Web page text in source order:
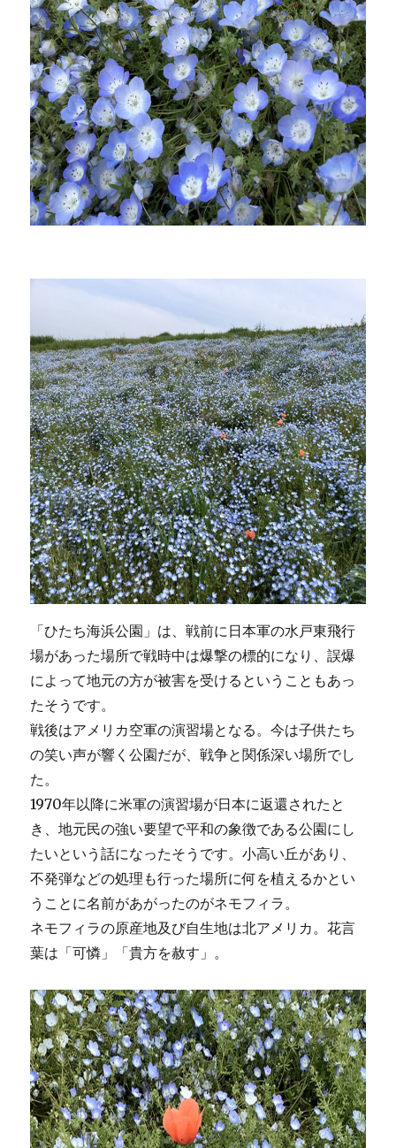
「ひたち海浜公園」は、戦前に日本軍の水戸東飛行
場があった場所で戦時中は爆撃の標的になり、誤爆
によって地元の方が被害を受けるということもあっ
たそうです。
戦後はアメリカ空軍の演習場となる。今は子供たち
の笑い声が響く公園だが、戦争と関係深い場所でし
た。
1970年以降に米軍の演習場が日本に返還されたと
き、地元民の強い要望で平和の象徴である公園にし
たいという話になったそうです。小高い丘があり、
不発弾などの処理も行った場所に何を植えるかとい
うことに名前があがったのがネモフィラ。
ネモフィラの原産地及び自生地は北アメリカ。花言
葉は「可憐」「貴方を赦す」。